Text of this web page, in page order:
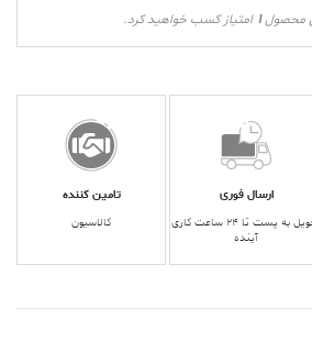
محصول1 امتیاز کسب خواهید کرد.
ارسال فوری
تحویل به پست تا ۲۴ ساعت کاری
آینده
تامین کننده
کالاسیون